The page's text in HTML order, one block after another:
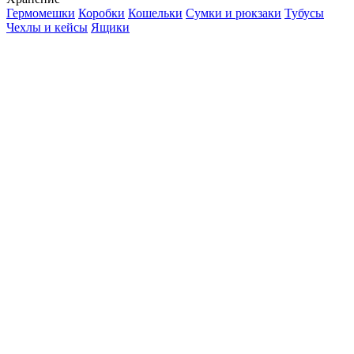
Гермомешки Коробки Кошельки Сумки и рюкзаки Тубусы
Чехлы и кейсы Ящики